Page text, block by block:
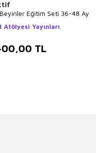
Eğitim Seti 36-48 Ay
Atölyesi Yayınları
TL